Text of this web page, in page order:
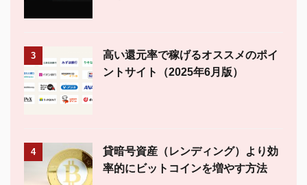
3
高い還元率で稼げるオススメのポイ
ントサイト（2025年6月版）
4
貸暗号資産（レンディング）より効
率的にビットコインを増やす方法